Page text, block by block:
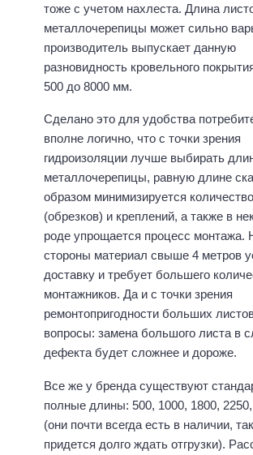
тоже с учетом нахлеста. Длина
металлочерепицы может сильно
производитель выпускает данную
разновидность кровельного
500 до 8000 мм.
Сделано это для удобства
вполне логично, что с точки зрения
гидроизоляции лучше выбирать
металлочерепицы, равную длине
образом минимизируется
(обрезков) и креплений, а также в
роде упрощается процесс монтажа.
стороны материал свыше 4 метров
доставку и требует большего
монтажников. Да и с точки зрения
ремонтопригодности больших
вопросы: замена большого листа в
дефекта будет сложнее и дороже.
Все же у бренда существуют
полные длины: 500, 1000, 1800,
(они почти всегда есть в наличии,
придется долго ждать отгрузки).